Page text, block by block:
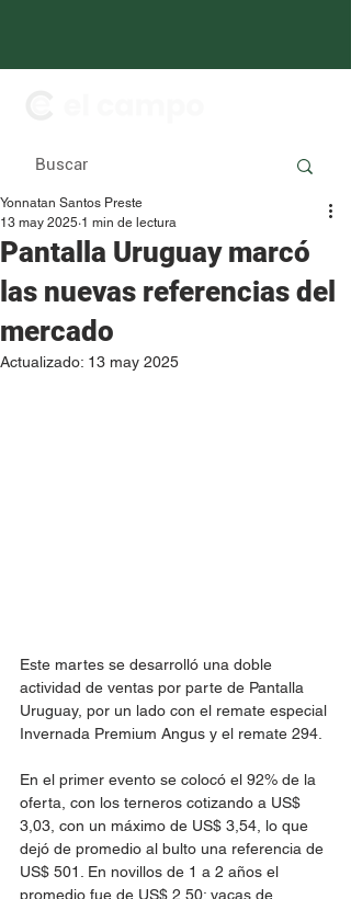
Pantalla Uruguay marcó
las nuevas referencias del
mercado
Yonnatan Santos Preste
13 may 2025 1 min de lectura
Actualizado: 13 may 2025
Este martes se desarrolló una doble
actividad de ventas por parte de Pantalla
Uruguay, por un lado con el remate especial
Invernada Premium Angus y el remate 294.
En el primer evento se colocó el 92% de la
oferta, con los terneros cotizando a US$
3,03, con un máximo de US$ 3,54, lo que
dejó de promedio al bulto una referencia de
US$ 501. En novillos de 1 a 2 años el
promedio fue de US$ 2,50; vacas de